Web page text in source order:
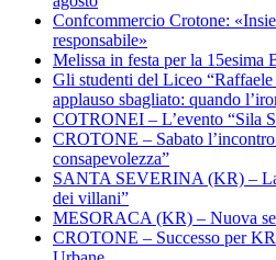
Confcommercio Crotone:
responsabile»
Melissa in festa per la 15esima
Gli studenti del Liceo
applauso sbagliato: quando
COTRONEI – L’evento “Sila
CROTONE – Sabato
consapevolezza”
SANTA SEVERINA (KR) –
dei villani”
MESORACA (KR) – Nuova
CROTONE – Successo per